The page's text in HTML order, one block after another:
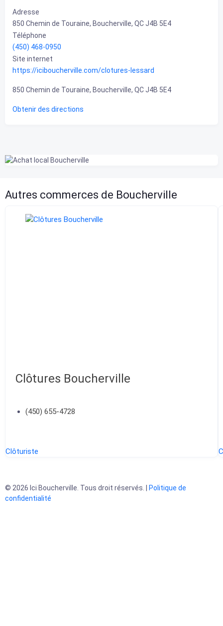
Adresse
850 Chemin de Touraine, Boucherville, QC J4B 5E4
Téléphone
(450) 468-0950
Site internet
https://iciboucherville.com/clotures-lessard
850 Chemin de Touraine, Boucherville, QC J4B 5E4
Obtenir des directions
Autres commerces de Boucherville
Clôtures Boucherville
(450) 655-4728
Clôturiste
© 2026 Ici Boucherville. Tous droit réservés. |
Politique de
confidentialité